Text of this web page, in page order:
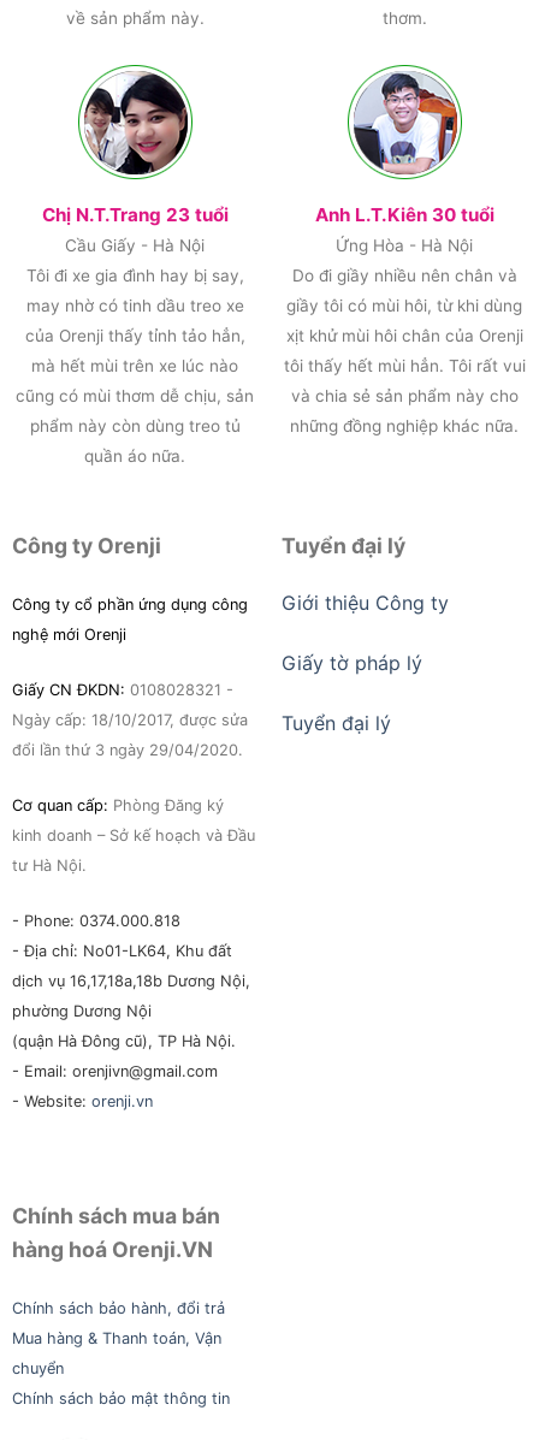
về sản phẩm này.
thơm.
Chị N.T.Trang 23 tuổi
Cầu Giấy - Hà Nội
Tôi đi xe gia đình hay bị say,
may nhờ có tinh dầu treo xe
của Orenji thấy tỉnh tảo hẳn,
mà hết mùi trên xe lúc nào
cũng có mùi thơm dễ chịu, sản
phẩm này còn dùng treo tủ
quần áo nữa.
Anh L.T.Kiên 30 tuổi
Ứng Hòa - Hà Nội
Do đi giầy nhiều nên chân và
giầy tôi có mùi hôi, từ khi dùng
xịt khử mùi hôi chân của Orenji
tôi thấy hết mùi hẳn. Tôi rất vui
và chia sẻ sản phẩm này cho
những đồng nghiệp khác nữa.
Công ty Orenji
Công ty cổ phần ứng dụng công
nghệ mới Orenji
Giấy CN ĐKDN: 0108028321 -
Ngày cấp: 18/10/2017, được sửa
đổi lần thứ 3 ngày 29/04/2020.
Cơ quan cấp: Phòng Đăng ký
kinh doanh – Sở kế hoạch và Đầu
tư Hà Nội.
- Phone: 0374.000.818
- Địa chỉ: No01-LK64, Khu đất
dịch vụ 16,17,18a,18b Dương Nội,
phường Dương Nội
(quận Hà Đông cũ), TP Hà Nội.
- Email: orenjivn@gmail.com
- Website: orenji.vn
Tuyển đại lý
Giới thiệu Công ty
Giấy tờ pháp lý
Tuyển đại lý
Chính sách mua bán
hàng hoá Orenji.VN
Chính sách bảo hành, đổi trả
Mua hàng & Thanh toán, Vận
chuyển
Chính sách bảo mật thông tin